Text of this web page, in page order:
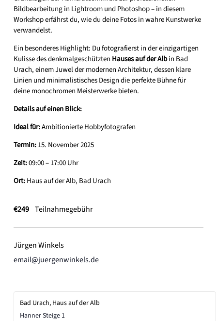
Bildbearbeitung in Lightroom und Photoshop – in diesem
Workshop erfährst du, wie du deine Fotos in wahre Kunstwerke
verwandelst.
Ein besonderes Highlight: Du fotografierst in der einzigartigen
Kulisse des denkmalgeschützten Hauses auf der Albin Bad
Urach, einem Juwel der modernen Architektur, dessen klare
Linien und minimalistisches Design die perfekte Bühne für
deine monochromen Meisterwerke bieten.
Details auf einen Blick:
Ideal für:Ambitionierte Hobbyfotografen
Termin:15. November 2025
Zeit:09:00 – 17:00 Uhr
Ort:Haus auf der Alb, Bad Urach
€249 Teilnahmegebühr
Jürgen Winkels
email@juergenwinkels.de
Bad Urach, Haus auf der Alb
Hanner Steige 1